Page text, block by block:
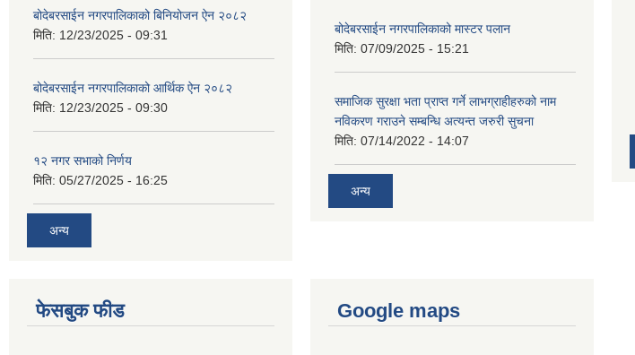
बोदेबरसाईन नगरपालिकाको बिनियोजन ऐन २०८२
मिति: 12/23/2025 - 09:31
बोदेबरसाईन नगरपालिकाको आर्थिक ऐन २०८२
मिति: 12/23/2025 - 09:30
१२ नगर सभाको निर्णय
मिति: 05/27/2025 - 16:25
अन्य
बोदेबरसाईन नगरपालिकाको मास्टर पलान
मिति: 07/09/2025 - 15:21
समाजिक सुरक्षा भता प्राप्त गर्ने लाभग्राहीहरुको नाम
नविकरण गराउने सम्बन्धि अत्यन्त जरुरी सुचना
मिति: 07/14/2022 - 14:07
अन्य
फेसबुक फीड Google maps